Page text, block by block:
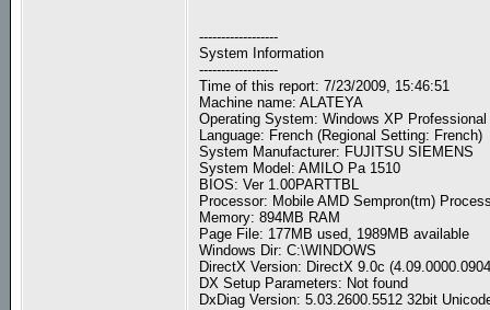
------------------
System Information
------------------
Time of this report: 7/23/2009, 15:46:51
Machine name: ALATEYA
Operating System: Windows XP
Language: French (Regional Setting: French)
System Manufacturer: FUJITSU SIEMENS
System Model: AMILO Pa 1510
BIOS: Ver 1.00PARTTBL
Processor: Mobile AMD Sempron(tm)
Memory: 894MB RAM
Page File: 177MB used, 1989MB available
Windows Dir: C:\WINDOWS
DirectX Version: DirectX 9.0c
DX Setup Parameters: Not found
DxDiag Version: 5.03.2600.5512 32bit